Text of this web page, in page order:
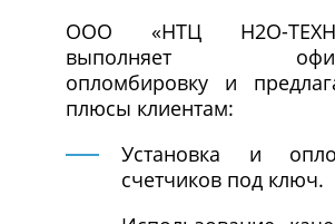
ООО «НТЦ Н2О-
выполняет
опломбировку и
плюсы клиентам:
Установка и
счетчиков под ключ.